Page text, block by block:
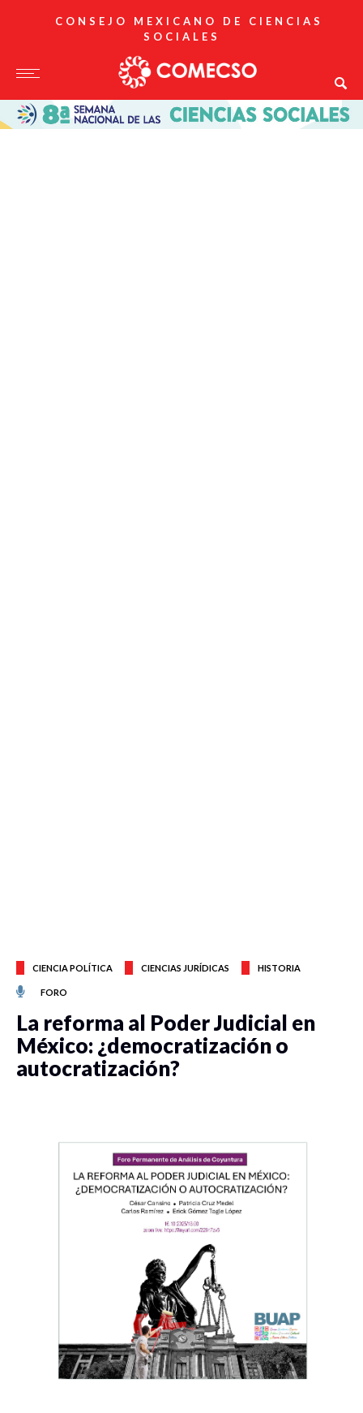
CONSEJO MEXICANO DE CIENCIAS
SOCIALES
CIENCIA POLÍTICA CIENCIAS JURÍDICAS HISTORIA
FORO
La reforma al Poder Judicial en
México: ¿democratización o
autocratización?